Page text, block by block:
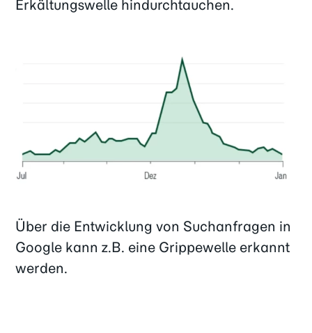
Erkältungswelle hindurchtauchen.
Über die Entwicklung von Suchanfragen in
Google kann z.B. eine Grippewelle erkannt
werden.